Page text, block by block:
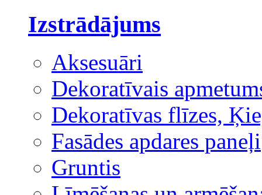
Izstrādājums
Aksesuāri
Dekoratīvais
Dekoratīvas flīzes,
Fasādes apdares paneļi
Gruntis